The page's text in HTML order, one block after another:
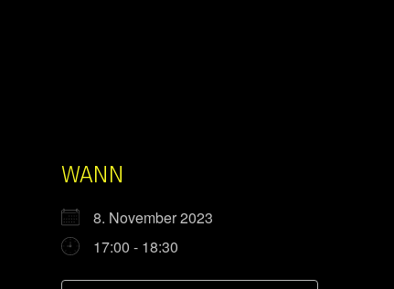
WANN
8. November 2023
17:00 - 18:30